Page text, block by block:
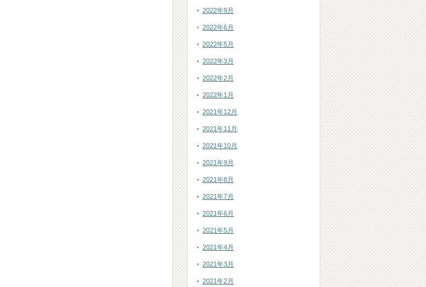
2022年9月
2022年6月
2022年5月
2022年3月
2022年2月
2022年1月
2021年12月
2021年11月
2021年10月
2021年9月
2021年8月
2021年7月
2021年6月
2021年5月
2021年4月
2021年3月
2021年2月